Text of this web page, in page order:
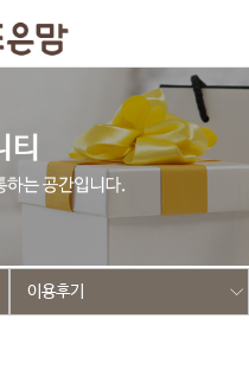
이용후기